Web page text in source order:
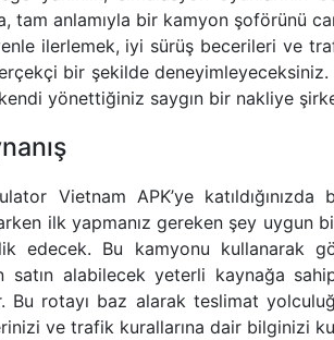
tam anlamıyla bir kamyon şoförünü
ilerlemek, iyi sürüş becerileri ve
bir şekilde deneyimleyeceksiniz.
yönettiğiniz saygın bir nakliye
Vietnam APK’ye
ilk yapmanız gereken şey uygun
edecek. Bu kamyonu kullanarak
alabilecek yeterli kaynağa
Bu rotayı baz alarak teslimat
ve trafik kurallarına dair bilginizi